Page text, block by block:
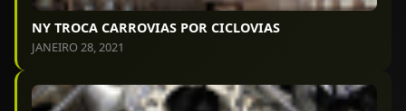
NY TROCA CARROVIAS POR CICLOVIAS
JANEIRO 28, 2021